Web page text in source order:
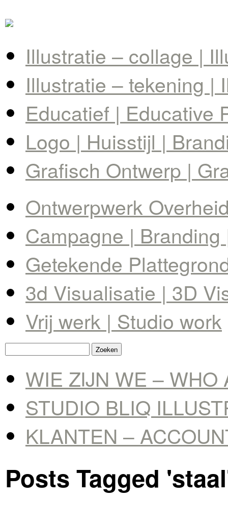
Illustratie – collage |
Illustratie – tekening |
Educatief | Educative
Logo | Huisstijl |
Grafisch Ontwerp |
Ontwerpwerk
Campagne |
Getekende
3d Visualisatie | 3D
Vrij werk | Studio work
WIE ZIJN WE – WHO
STUDIO BLIQ
KLANTEN –
Posts Tagged 'staal